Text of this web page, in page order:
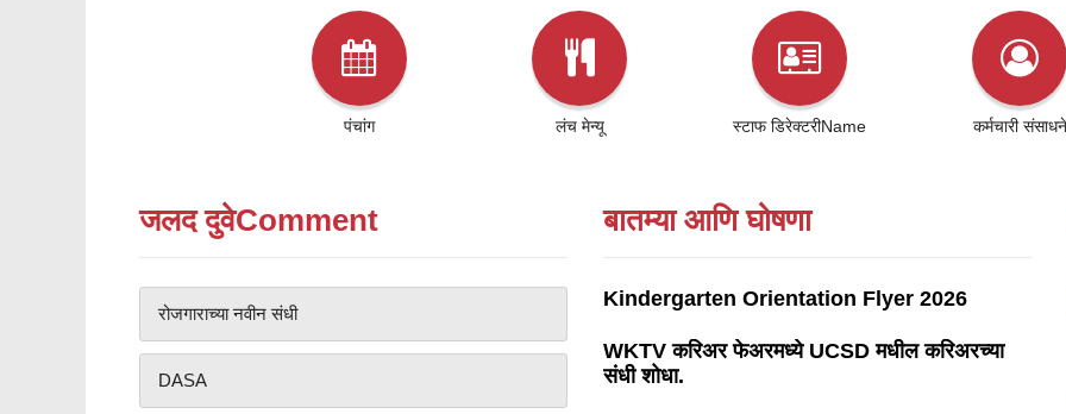
पंचांग लंच मेन्यू स्टाफ डिरेक्टरीName कर्मचारी संसाधने
जलद दुवेComment
रोजगाराच्या नवीन संधी
DASA
बातम्या आणि घोषणा
Kindergarten Orientation Flyer 2026
WKTV करिअर फेअरमध्ये UCSD मधील करिअरच्या
संधी शोधा.